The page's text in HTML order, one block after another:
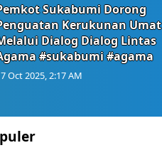
Sukabumi Dorong
Kerukunan Umat
Dialog Dialog Lintas
#sukabumi #agama
Oct 2025, 2:17 AM